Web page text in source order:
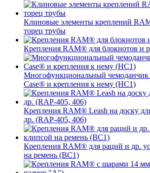
Клиновые элементы креплений
торец трубы
Крепления RAM® для блокнотов и
Многофункциональный
Case® и крепления к нему (HC1)
Крепления RAM® Leash на доску
др. (RAP-405, 406)
Крепления RAM® для раций и др.
на ремень (BC1)